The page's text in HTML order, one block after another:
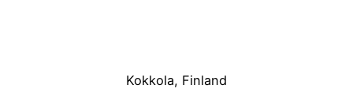
Kokkola, Finland